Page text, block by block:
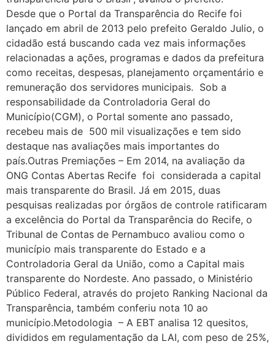
Desde que o Portal da Transparência do Recife foi
lançado em abril de 2013 pelo prefeito Geraldo Julio, o
cidadão está buscando cada vez mais informações
relacionadas a ações, programas e dados da prefeitura
como receitas, despesas, planejamento orçamentário e
remuneração dos servidores municipais. Sob a
responsabilidade da Controladoria Geral do
Município(CGM), o Portal somente ano passado,
recebeu mais de 500 mil visualizações e tem sido
destaque nas avaliações mais importantes do
país.Outras Premiações – Em 2014, na avaliação da
ONG Contas Abertas Recife foi considerada a capital
mais transparente do Brasil. Já em 2015, duas
pesquisas realizadas por órgãos de controle ratificaram
a excelência do Portal da Transparência do Recife, o
Tribunal de Contas de Pernambuco avaliou como o
município mais transparente do Estado e a
Controladoria Geral da União, como a Capital mais
transparente do Nordeste. Ano passado, o Ministério
Público Federal, através do projeto Ranking Nacional da
Transparência, também conferiu nota 10 ao
município.Metodologia – A EBT analisa 12 quesitos,
divididos em regulamentação da LAI, com peso de 25%,